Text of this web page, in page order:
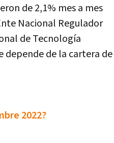
de 2,1% mes a mes
Nacional Regulador
de Tecnología
depende de la cartera de
2022?